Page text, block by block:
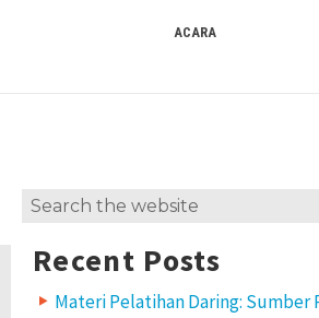
ACARA
Search
Recent Posts
Materi Pelatihan Daring: Sumber